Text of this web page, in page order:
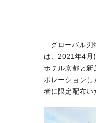
グローバル刃
は、2021年4月
ホテル京都と
ボレーションし
者に限定配布い